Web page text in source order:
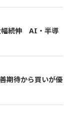
幅続伸 AI・半導
期待から買いが優